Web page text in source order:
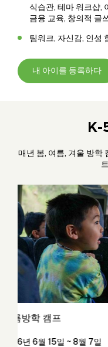
식습관, 테마 워크샵,
금융 교육, 창의적 글
팀워크, 자신감, 인성
내 아이를 등록하다
K-
매년 봄, 여름, 겨울 방학
월 7일